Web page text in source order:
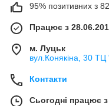
95% позитивних з
Працює з
м. Луцьк
вул.Конякіна, 30
Контакти
Сьогодні працює